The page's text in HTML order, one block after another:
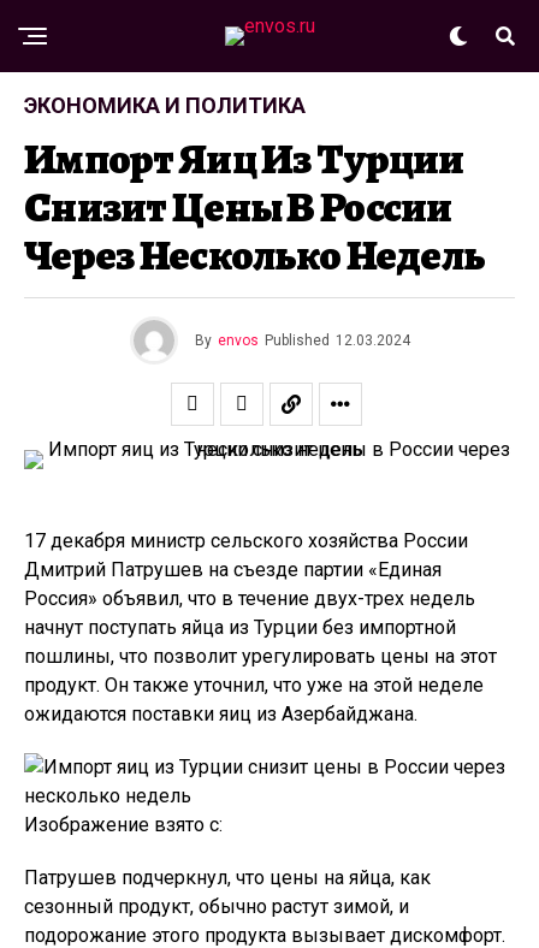
ЭКОНОМИКА И ПОЛИТИКА
Импорт Яиц Из Турции
Снизит Цены В России
Через Несколько Недель
By envos Published 12.03.2024
17 декабря министр сельского хозяйства России
Дмитрий Патрушев на съезде партии «Единая
Россия» объявил, что в течение двух-трех недель
начнут поступать яйца из Турции без импортной
пошлины, что позволит урегулировать цены на этот
продукт. Он также уточнил, что уже на этой неделе
ожидаются поставки яиц из Азербайджана.
Изображение взято с:
Патрушев подчеркнул, что цены на яйца, как
сезонный продукт, обычно растут зимой, и
подорожание этого продукта вызывает дискомфорт.